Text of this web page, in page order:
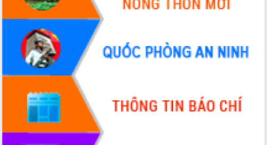
Triển khai đồng bộ đo đạc, lập hồ sơ
địa chính, hoàn thiện cơ sở dữ liệu đất
Ứng dụng sinh trắc học - Bước tiến
trong hành trình chuyển đổi số tại Đắk
Đắk Lắk nâng cao hiệu quả công tác
Đảng từ Sổ tay đảng viên điện tử
Đắk Lắk đẩy mạnh nuôi biển công
nghệ, hướng tới phát triển thủy sản
bền vững